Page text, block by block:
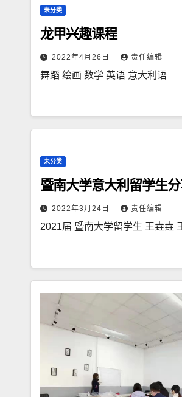
未分类
龙甲兴趣课程
2022年4月26日 责任编辑
舞蹈 绘画 数学 英语 意大利语
未分类
暨南大学意大利留学生
2022年3月24日 责任编辑
2021届 暨南大学留学生 王垚垚